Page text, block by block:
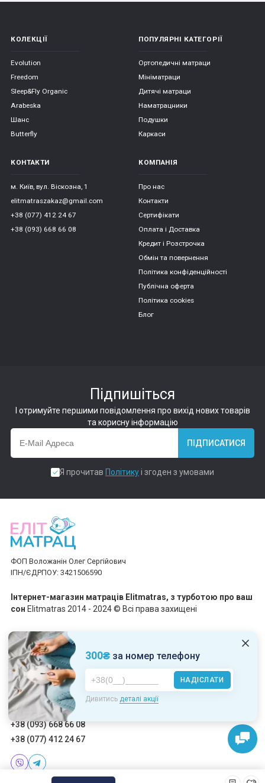
300₴за номер телефону
НАДІСЛАТИ
Дивитись деталі акції
КОЛЕКЦІЇ
Evolution
Freedom
Sleep&Fly Organic
Arabeska
Шанс
Butterfly
ПОПУЛЯРНІ КАТЕГОРІЇ
Ортопедичні матраци
Мініматраци
Дитячі матраци
Наматрацники
Подушки
Каркаси
КОНТАКТИ
м. Київ, вул. Віскозна, 1
elitmatraszakaz@gmail.com
+38 (077) 412 24 67
+38 (093) 668 66 08
КОМПАНІЯ
Про нас
Контакти
Сертифікати
Оплата і Доставка
Кредит і Розстрочка
Обмін та повернення
Політика конфіденційності
Публічна оферта
Політика cookies
Блог
Підпишіться
І отримуйте першими повідомлення про вихід нових товарів
та корисну інформацію
ПІДПИСАТИСЯ
Я прочитав Політикуі згоден з умовами
ФОП Воложанін Олег Сергійович
ІПН/ЄДРПОУ: 3421506590
Інтернет-магазин матраців Elitmatras, з турботою про ваш
сон Elitmatras 2014 - 2024 © Всі права захищені
Приймаємо платежі
Пн-Пт: 10:00 - 19:00
Сб-Нд: 10:00 - 17:00
+38 (093) 668 66 08
+38 (077) 412 24 67